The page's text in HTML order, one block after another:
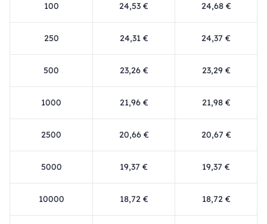
100 24,53 € 24,68 €
250 24,31 € 24,37 €
500 23,26 € 23,29 €
1000 21,96 € 21,98 €
2500 20,66 € 20,67 €
5000 19,37 € 19,37 €
10000 18,72 € 18,72 €